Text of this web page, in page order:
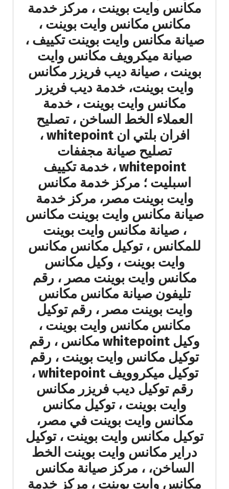
مكانس وايت بوينت ، مركز خدمة
مكانس مكانس وايت بوينت ،
صيانة مكانس وايت بوينت تكييف ،
صيانة ميكرويف مكانس وايت
بوينت ، صيانة ديب فريزر مكانس
وايت بوينت، خدمة ديب فريزر
مكانس وايت بوينت ، خدمة
العملاء الخط الساخن ، تصليح
افران بلتي ان whitepoint ،
تصليح صيانة مجففات
whitepoint ، خدمة تكييف
اسبليت ؛ مركز خدمة مكانس
وايت بوينت مصر، مركز خدمة
صيانة مكانس وايت بوينت مكانس
، صيانة مكانس وايت بوينت
للمكانس ، توكيل مكانس مكانس
وايت بوينت ، وكيل مكانس
مكانس وايت بوينت مصر ، رقم
تليفون صيانة مكانس مكانس
وايت بوينت مصر ، رقم توكيل
مكانس مكانس وايت بوينت ،
وكيل whitepoint مكانس ، رقم
توكيل مكانس وايت بوينت ، رقم
توكيل ميكروويف whitepoint ،
رقم توكيل ديب فريزر مكانس
وايت بوينت ، توكيل مكانس
مكانس وايت بوينت في مصر،
توكيل مكانس وايت بوينت ، توكيل
دراير مكانس وايت بوينت الخط
الساخن، ، مركز صيانة مكانس
مكانس وايت بوينت ، مركز خدمة